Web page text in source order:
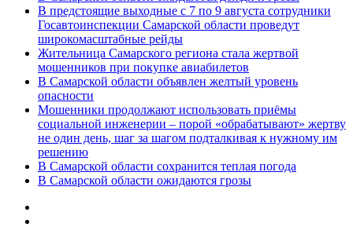
В предстоящие выходные с 7 по 9 августа сотрудники
Госавтоинспекции Самарской области проведут
широкомасштабные рейды
Жительница Самарского региона стала жертвой
мошенников при покупке авиабилетов
В Самарской области объявлен желтый уровень
опасности
Мошенники продолжают использовать приёмы
социальной инженерии – порой «обрабатывают» жертву
не один день, шаг за шагом подталкивая к нужному им
решению
В Самарской области сохранится теплая погода
В Самарской области ожидаются грозы